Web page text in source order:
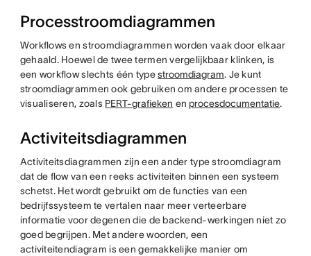
Processtroomdiagrammen
Workflows en stroomdiagrammen worden vaak door elkaar
gehaald. Hoewel de twee termen vergelijkbaar klinken, is
een workflow slechts één typestroomdiagram. Je kunt
stroomdiagrammen ook gebruiken om andere processen te
visualiseren, zoals PERT-grafieken en procesdocumentatie.
Activiteitsdiagrammen
Activiteitsdiagrammen zijn een ander type stroomdiagram
dat de flow van een reeks activiteiten binnen een systeem
schetst. Het wordt gebruikt om de functies van een
bedrijfssysteem te vertalen naar meer verteerbare
informatie voor degenen die de backend-werkingen niet zo
goed begrijpen. Met andere woorden, een
activiteitendiagram is een gemakkelijke manier om